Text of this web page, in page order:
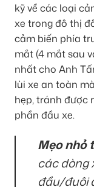
kỹ về các loại
xe trong đô thị
cảm biến phía
mắt (4 mắt sau
nhất cho Anh
lùi xe an toàn
hẹp, tránh được
phần đầu xe.
Mẹo nhỏ
các dòng
đầu/đuôi